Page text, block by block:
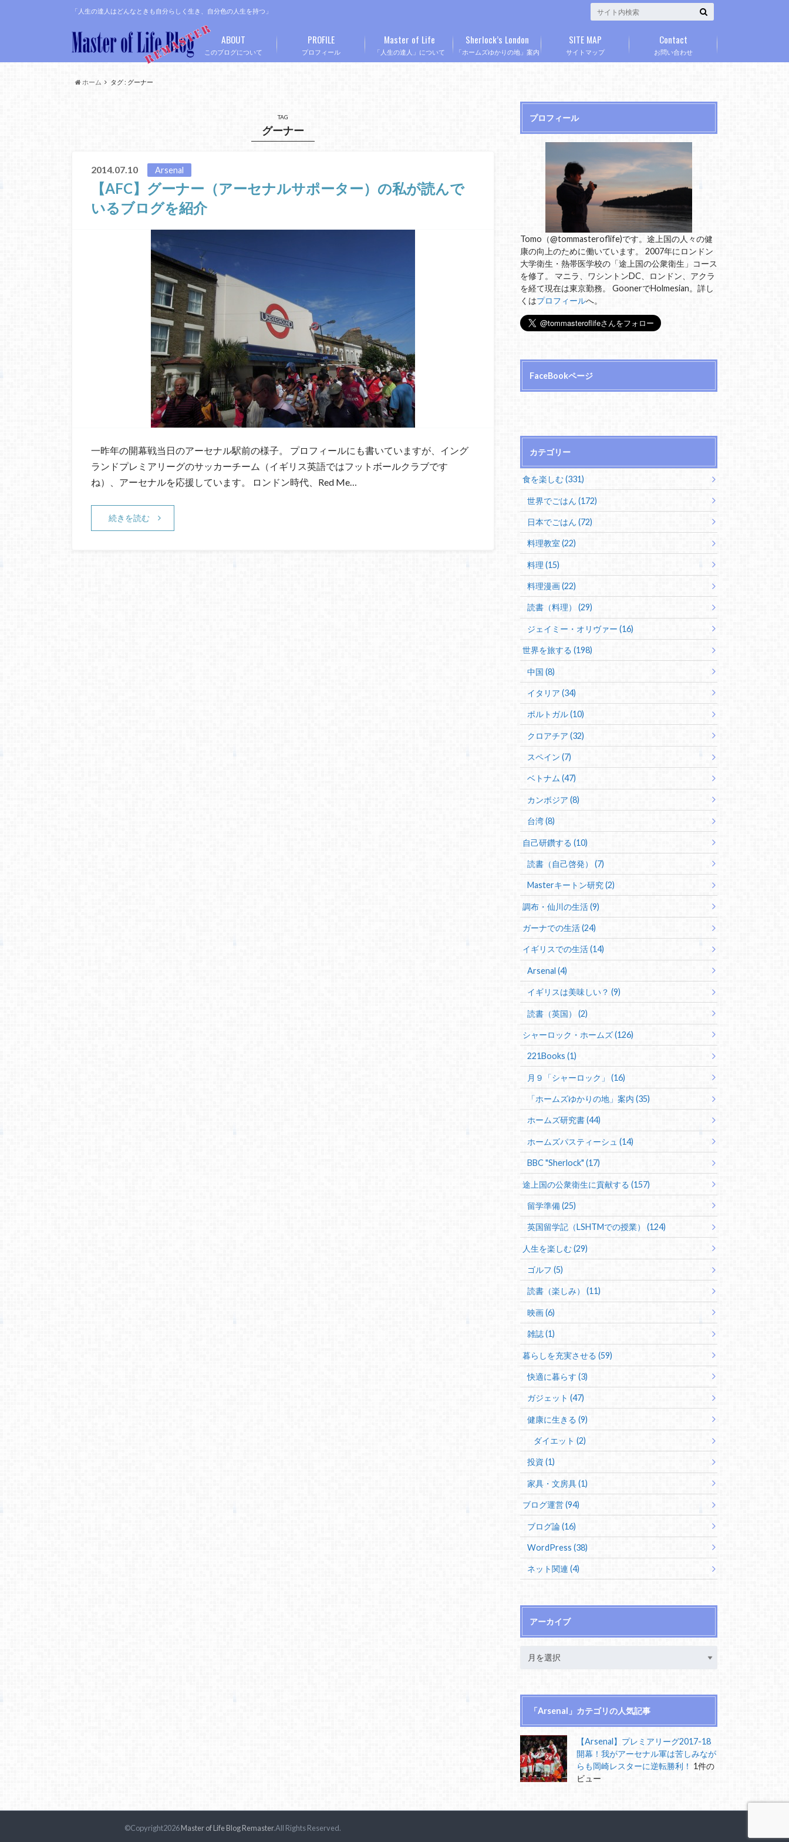
「人生の達人はどんなときも自分らしく生き、自分色の人生を持つ」
このブログについて
ABOUT
プロフィール
PROFILE
「人生の達人」について
Master of Life
「ホームズゆかりの地」案内
Sherlock’s London
サイトマップ
SITE MAP
お問い合わせ
Contact
ホーム タグ : グーナー
TAG
グーナー
2014.07.10 Arsenal
【AFC】グーナー（アーセナルサポーター）の私が読んで
いるブログを紹介
一昨年の開幕戦当日のアーセナル駅前の様子。 プロフィールにも書いていますが、イング
ランドプレミアリーグのサッカーチーム（イギリス英語ではフットボールクラブです
ね）、アーセナルを応援しています。 ロンドン時代、Red Me…
続きを読む
プロフィール
Tomo（@tommasteroflife)です。途上国の人々の健
康の向上のために働いています。 2007年にロンドン
大学衛生・熱帯医学校の「途上国の公衆衛生」コース
を修了。 マニラ、ワシントンDC、ロンドン、アクラ
を経て現在は東京勤務。 GoonerでHolmesian。詳し
くはプロフィールへ。
FaceBookページ
カテゴリー
食を楽しむ (331)
世界でごはん (172)
日本でごはん (72)
料理教室 (22)
料理 (15)
料理漫画 (22)
読書（料理） (29)
ジェイミー・オリヴァー (16)
世界を旅する (198)
中国 (8)
イタリア (34)
ポルトガル (10)
クロアチア (32)
スペイン (7)
ベトナム (47)
カンボジア (8)
台湾 (8)
自己研鑽する (10)
読書（自己啓発） (7)
Masterキートン研究 (2)
調布・仙川の生活 (9)
ガーナでの生活 (24)
イギリスでの生活 (14)
Arsenal (4)
イギリスは美味しい？ (9)
読書（英国） (2)
シャーロック・ホームズ (126)
221Books (1)
月９「シャーロック」 (16)
「ホームズゆかりの地」案内 (35)
ホームズ研究書 (44)
ホームズパスティーシュ (14)
BBC "Sherlock" (17)
途上国の公衆衛生に貢献する (157)
留学準備 (25)
英国留学記（LSHTMでの授業） (124)
人生を楽しむ (29)
ゴルフ (5)
読書（楽しみ） (11)
映画 (6)
雑誌 (1)
暮らしを充実させる (59)
快適に暮らす (3)
ガジェット (47)
健康に生きる (9)
ダイエット (2)
投資 (1)
家具・文房具 (1)
ブログ運営 (94)
ブログ論 (16)
WordPress (38)
ネット関連 (4)
アーカイブ
「Arsenal」カテゴリの人気記事
【Arsenal】プレミアリーグ2017-18
開幕！我がアーセナル軍は苦しみなが
らも岡崎レスターに逆転勝利！ 1件の
ビュー
©Copyright2026Master of Life Blog Remaster.All Rights Reserved.